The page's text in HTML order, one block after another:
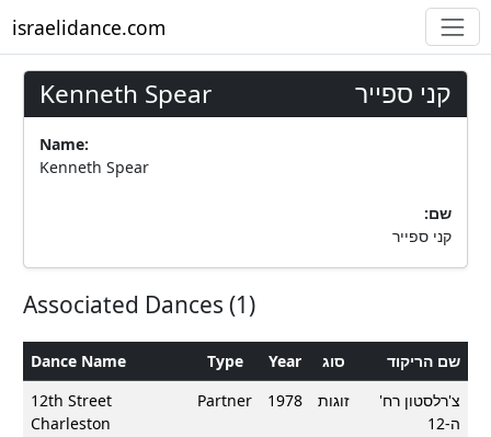
israelidance.com
Kenneth Spear קני ספייר
Name:
Kenneth Spear
:שם
קני ספייר
Associated Dances (1)
Dance Name Type Year סוג
שם הריקוד
12th Street
Charleston
Partner 1978 זוגות
צ'רלסטון רח'
ה-12